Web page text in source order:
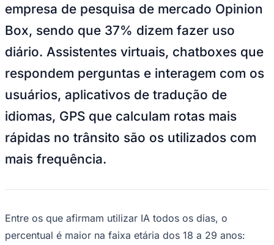
UFC
MLB
Atletismo
NBB
Competições de Futebol
Brasileirão Série A
Paulistão
Libertadores
La Liga
Bundesliga
Mundial 2026
empresa de pesquisa de mercado Opinion
Box, sendo que 37% dizem fazer uso
diário. Assistentes virtuais, chatboxes que
respondem perguntas e interagem com os
usuários, aplicativos de tradução de
idiomas, GPS que calculam rotas mais
rápidas no trânsito são os utilizados com
mais frequência.
Entre os que afirmam utilizar IA todos os dias, o
percentual é maior na faixa etária dos 18 a 29 anos: